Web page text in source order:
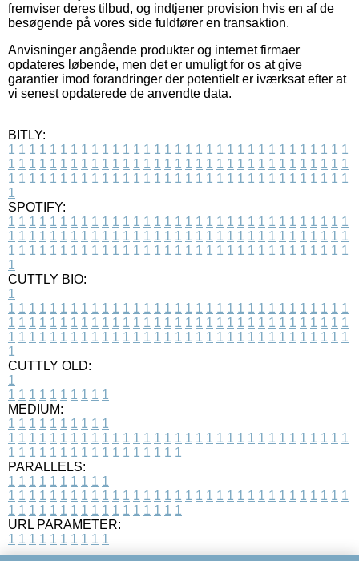
fremviser deres tilbud, og indtjener provision hvis en af de
besøgende på vores side fuldfører en transaktion.
Anvisninger angående produkter og internet firmaer
opdateres løbende, men det er umuligt for os at give
garantier imod forandringer der potentielt er iværksat efter at
vi senest opdaterede de anvendte data.
BITLY:
1 1 1 1 1 1 1 1 1 1 1 1 1 1 1 1 1 1 1 1 1 1 1 1 1 1 1 1 1 1 1 1 1
1 1 1 1 1 1 1 1 1 1 1 1 1 1 1 1 1 1 1 1 1 1 1 1 1 1 1 1 1 1 1 1 1
1 1 1 1 1 1 1 1 1 1 1 1 1 1 1 1 1 1 1 1 1 1 1 1 1 1 1 1 1 1 1 1 1
1
SPOTIFY:
1 1 1 1 1 1 1 1 1 1 1 1 1 1 1 1 1 1 1 1 1 1 1 1 1 1 1 1 1 1 1 1 1
1 1 1 1 1 1 1 1 1 1 1 1 1 1 1 1 1 1 1 1 1 1 1 1 1 1 1 1 1 1 1 1 1
1 1 1 1 1 1 1 1 1 1 1 1 1 1 1 1 1 1 1 1 1 1 1 1 1 1 1 1 1 1 1 1 1
1
CUTTLY BIO:
1
1 1 1 1 1 1 1 1 1 1 1 1 1 1 1 1 1 1 1 1 1 1 1 1 1 1 1 1 1 1 1 1 1
1 1 1 1 1 1 1 1 1 1 1 1 1 1 1 1 1 1 1 1 1 1 1 1 1 1 1 1 1 1 1 1 1
1 1 1 1 1 1 1 1 1 1 1 1 1 1 1 1 1 1 1 1 1 1 1 1 1 1 1 1 1 1 1 1 1
1
CUTTLY OLD:
1
1 1 1 1 1 1 1 1 1 1
MEDIUM:
1 1 1 1 1 1 1 1 1 1
1 1 1 1 1 1 1 1 1 1 1 1 1 1 1 1 1 1 1 1 1 1 1 1 1 1 1 1 1 1 1 1 1
1 1 1 1 1 1 1 1 1 1 1 1 1 1 1 1 1
PARALLELS:
1 1 1 1 1 1 1 1 1 1
1 1 1 1 1 1 1 1 1 1 1 1 1 1 1 1 1 1 1 1 1 1 1 1 1 1 1 1 1 1 1 1 1
1 1 1 1 1 1 1 1 1 1 1 1 1 1 1 1 1
URL PARAMETER:
1 1 1 1 1 1 1 1 1 1